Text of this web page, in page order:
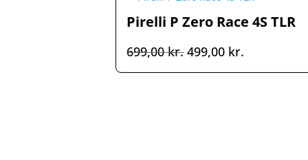
399,00 kr..299,00 kr..
Pirelli P Zero Race 4S TLR
699,00kr.Den
oprindelige
499,00 kr.
aktuelle